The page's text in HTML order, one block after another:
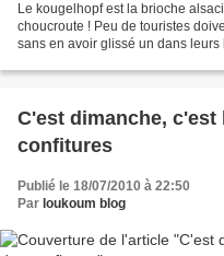
Le kougelhopf est la brioche
choucroute ! Peu de touristes
sans en avoir glissé un dans leurs
C'est dimanche, c'est
confitures
Publié le 18/07/2010 à 22:50
Par loukoum blog